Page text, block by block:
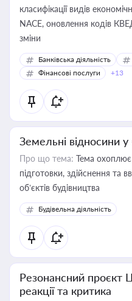
класифікації видів
NACE, оновлення кодів
зміни
Банківська діяльність
Фінансові послуги
+13
Земельні відносини у
Про що тема: Тема
підготовки, здійснення та
об’єктів будівництва
Будівельна діяльність
Резонансний проєкт
реакції та критика